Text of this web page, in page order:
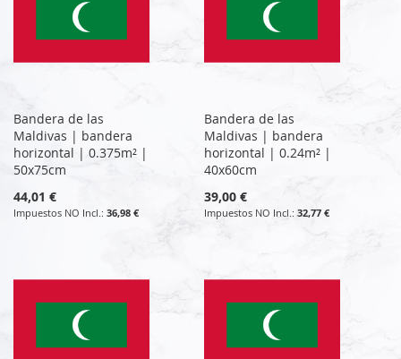
Bandera de las
Maldivas | bandera
horizontal | 0.375m² |
50x75cm
44,01 €
36,98 €
Bandera de las
Maldivas | bandera
horizontal | 0.24m² |
40x60cm
39,00 €
32,77 €